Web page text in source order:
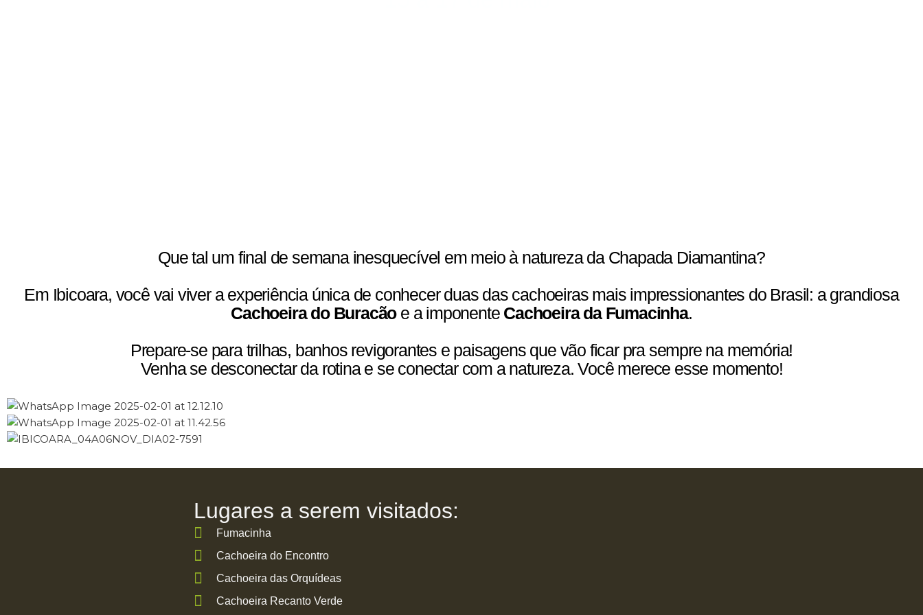
Que tal um final de semana inesquecível em meio à natureza da Chapada Diamantina?
Em Ibicoara, você vai viver a experiência única de conhecer duas das cachoeiras mais impressionantes do Brasil: a grandiosa
Cachoeira do Buracãoe a imponente Cachoeira da Fumacinha.
Prepare-se para trilhas, banhos revigorantes e paisagens que vão ficar pra sempre na memória!
Venha se desconectar da rotina e se conectar com a natureza. Você merece esse momento!
Lugares a serem visitados:
Fumacinha
Cachoeira do Encontro
Cachoeira das Orquídeas
Cachoeira Recanto Verde